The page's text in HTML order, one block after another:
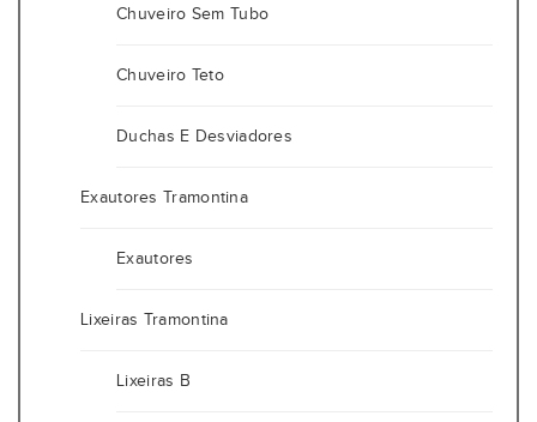
Chuveiro Sem Tubo
Chuveiro Teto
Duchas E Desviadores
Exautores Tramontina
Exautores
Lixeiras Tramontina
Lixeiras B